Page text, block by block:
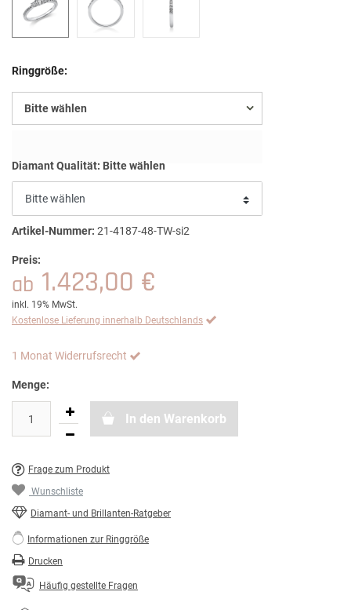
Ringgröße:
Bitte wählen
Diamant Qualität: Bitte wählen
Artikel-Nummer: 21-4187-48-TW-si2
Preis:
ab 1.423,00 €
inkl. 19% MwSt.
Kostenlose Lieferung innerhalb Deutschlands
1 Monat Widerrufsrecht
Menge:
In den Warenkorb
Frage zum Produkt
Wunschliste
Diamant- und Brillanten-Ratgeber
Informationen zur Ringgröße
Drucken
Häufig gestellte Fragen